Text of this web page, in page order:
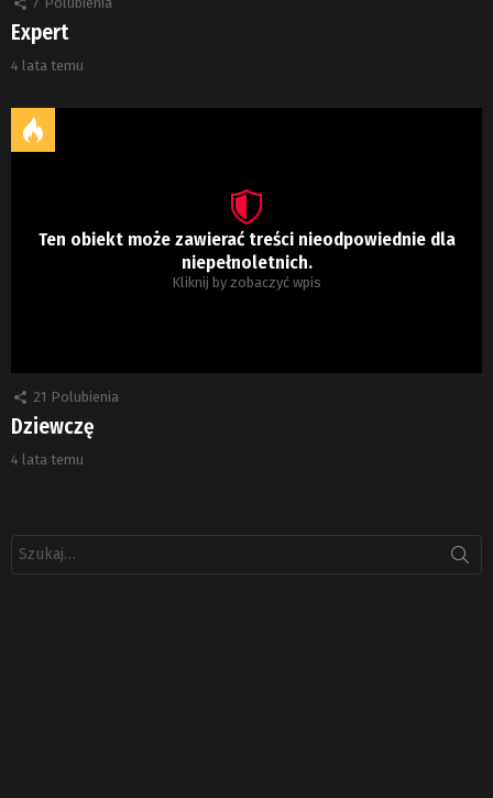
Expert
4 lata temu
Ten obiekt może zawierać treści nieodpowiednie dla
niepełnoletnich.
Kliknij by zobaczyć wpis
21 Polubienia
Dziewczę
4 lata temu